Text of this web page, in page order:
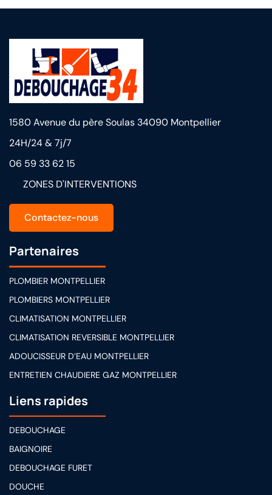
1580 Avenue du père Soulas 34090 Montpellier
24H/24 & 7j/7
06 59 33 62 15
ZONES D'INTERVENTIONS
Contactez-nous
Partenaires
PLOMBIER MONTPELLIER
PLOMBIERS MONTPELLIER
CLIMATISATION MONTPELLIER
CLIMATISATION REVERSIBLE MONTPELLIER
ADOUCISSEUR D’EAU MONTPELLIER
ENTRETIEN CHAUDIERE GAZ MONTPELLIER
Liens rapides
DEBOUCHAGE
BAIGNOIRE
DEBOUCHAGE FURET
DOUCHE